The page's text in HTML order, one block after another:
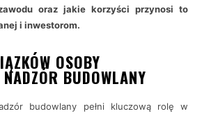
oraz jakie korzyści przynosi to
i inwestorom.
OSOBY
BUDOWLANY
budowlany pełni kluczową rolę w